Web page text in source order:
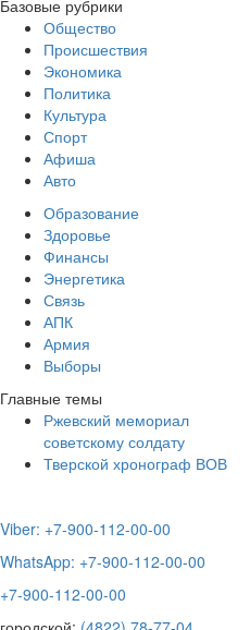
Базовые рубрики
Общество
Происшествия
Экономика
Политика
Культура
Спорт
Афиша
Авто
Образование
Здоровье
Финансы
Энергетика
Связь
АПК
Армия
Выборы
Главные темы
Ржевский мемориал
советскому солдату
Тверской хронограф ВОВ
Viber: +7-900-112-00-00
WhatsApp: +7-900-112-00-00
+7-900-112-00-00